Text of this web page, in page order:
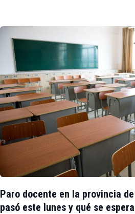
Paro docente en la provincia
pasó este lunes y qué se